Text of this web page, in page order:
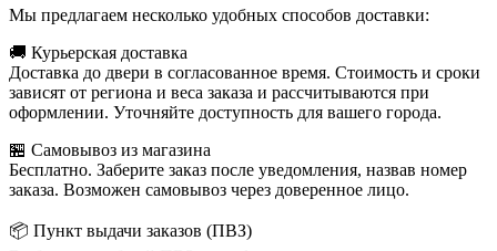
Мы предлагаем несколько удобных способов доставки:
🚚 Курьерская доставка
Доставка до двери в согласованное время. Стоимость и сроки
зависят от региона и веса заказа и рассчитываются при
оформлении. Уточняйте доступность для вашего города.
🏪 Самовывоз из магазина
Бесплатно. Заберите заказ после уведомления, назвав номер
заказа. Возможен самовывоз через доверенное лицо.
📦 Пункт выдачи заказов (ПВЗ)